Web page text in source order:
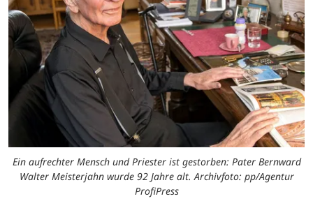
Ein aufrechter Mensch und Priester ist gestorben: Pater Bernward
Walter Meisterjahn wurde 92 Jahre alt. Archivfoto: pp/Agentur
ProfiPress